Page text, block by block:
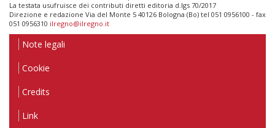
La testata usufruisce dei contributi diretti editoria d.lgs 70/2017
Direzione e redazione Via del Monte 5 40126 Bologna (Bo) tel 051 0956100 - fax
051 0956310 ilregno@ilregno.it
Note legali
Cookie
Credits
Link